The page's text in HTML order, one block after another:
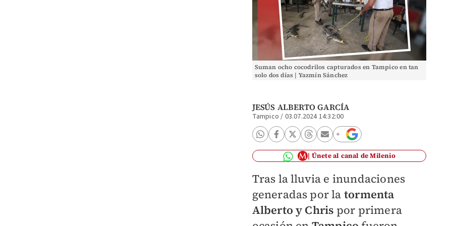
Suman ocho cocodrilos capturados en Tampico en tan
solo dos días | Yazmín Sánchez
JESÚS ALBERTO GARCÍA
Tampico / 03.07.2024 14:32:00
Únete al canal de Milenio
Tras la lluvia e inundaciones
generadas por la tormenta
Alberto y Chris por primera